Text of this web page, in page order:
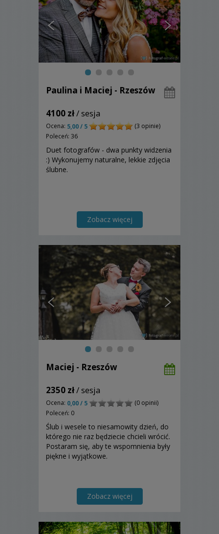
Paulina i Maciej - Rzeszów
4100 zł/ sesja
Ocena: 5,00 / 5
(3 opinie)
Poleceń: 36
Duet fotografów - dwa punkty widzenia
:) Wykonujemy naturalne, lekkie zdjęcia
ślubne.
Zobacz więcej
Maciej - Rzeszów
2350 zł/ sesja
Ocena: 0,00 / 5
(0 opinii)
Poleceń: 0
Ślub i wesele to niesamowity dzień, do
którego nie raz będziecie chcieli wrócić.
Postaram się, aby te wspomnienia były
piękne i wyjątkowe.
Zobacz więcej